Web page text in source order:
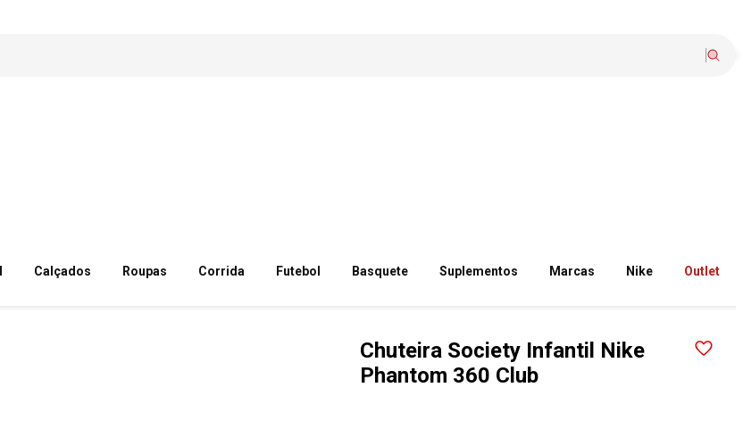
Calçados Roupas Corrida Futebol Basquete Suplementos Marcas Nike Outlet
Chuteira Society Infantil Nike
Phantom 360 Club